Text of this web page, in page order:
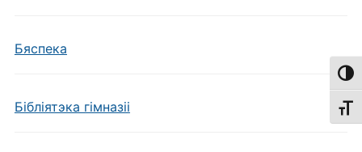
Бяспека
Бібліятэка гімназіі